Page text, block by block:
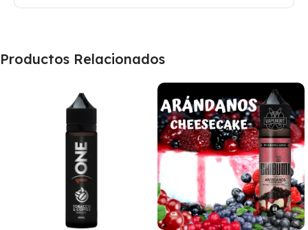
Productos Relacionados